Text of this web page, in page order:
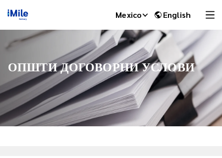
Mexico English
ОПШТИ ДОГОВОРНИ УСЛОВИ